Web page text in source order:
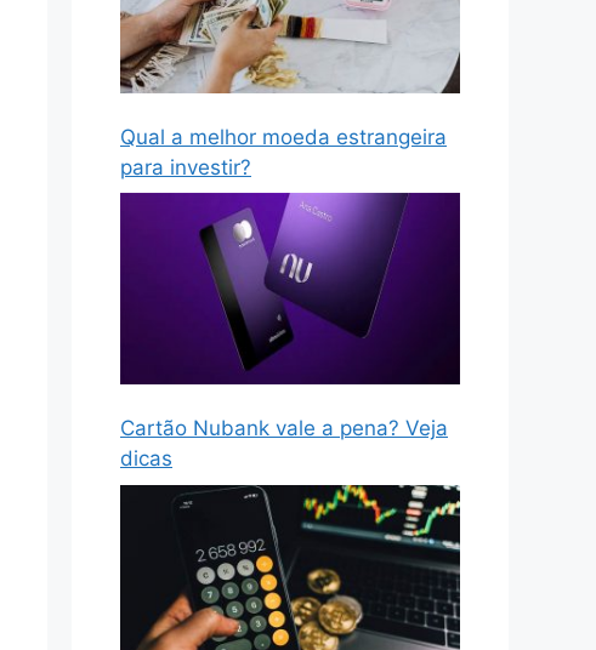
Qual a melhor moeda estrangeira
para investir?
Cartão Nubank vale a pena? Veja
dicas